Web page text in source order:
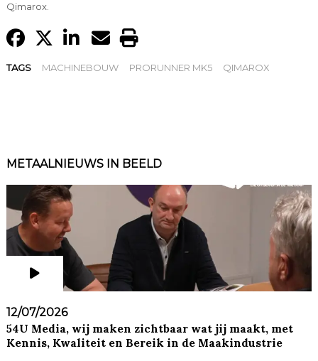
Qimarox.
TAGS MACHINEBOUW PRORUNNER MK5 QIMAROX
METAALNIEUWS IN BEELD
12/07/2026
54U Media, wij maken zichtbaar wat jij maakt, met
Kennis, Kwaliteit en Bereik in de Maakindustrie